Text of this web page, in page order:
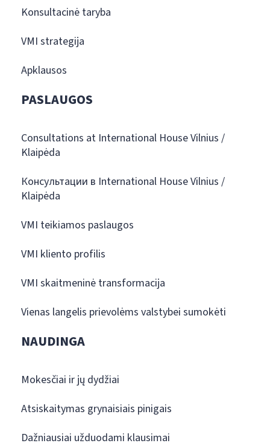
Konsultacinė taryba
VMI strategija
Apklausos
PASLAUGOS
Consultations at International House Vilnius /
Klaipėda
Консультации в International House Vilnius /
Klaipėda
VMI teikiamos paslaugos
VMI kliento profilis
VMI skaitmeninė transformacija
Vienas langelis prievolėms valstybei sumokėti
NAUDINGA
Mokesčiai ir jų dydžiai
Atsiskaitymas grynaisiais pinigais
Dažniausiai užduodami klausimai